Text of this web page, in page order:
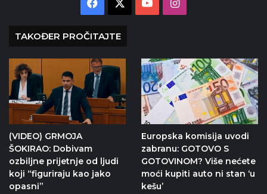
TAKOĐER PROČITAJTE
(VIDEO) GRMOJA
ŠOKIRAO: Dobivam
ozbiljne prijetnje od ljudi
koji “figuriraju kao jako
opasni”
Europska komisija uvodi
zabranu: GOTOVO S
GOTOVINOM? Više nećete
moći kupiti auto ni stan ‘u
kešu’